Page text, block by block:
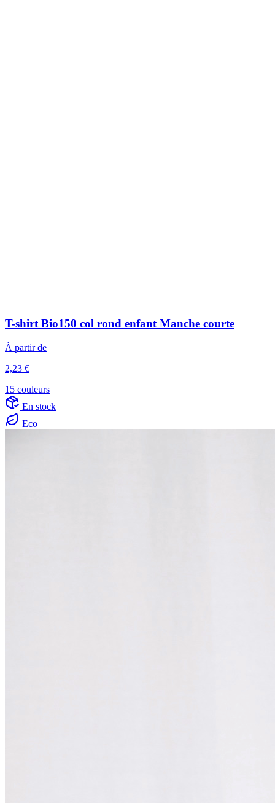
T-shirt Bio150 col rond enfant Manche courte
À partir de
2,23 €
15 couleurs
En stock
Eco